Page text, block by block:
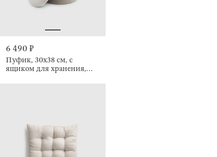
6 490 ₽
Пуфик, 30х38 см, с
ящиком для хранения,